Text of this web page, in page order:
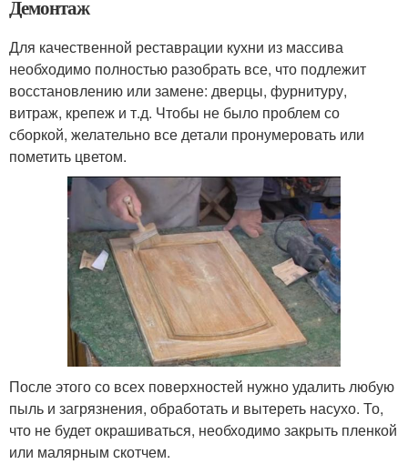
Демонтаж
Для качественной реставрации кухни из массива
необходимо полностью разобрать все, что подлежит
восстановлению или замене: дверцы, фурнитуру,
витраж, крепеж и т.д. Чтобы не было проблем со
сборкой, желательно все детали пронумеровать или
пометить цветом.
После этого со всех поверхностей нужно удалить любую
пыль и загрязнения, обработать и вытереть насухо. То,
что не будет окрашиваться, необходимо закрыть пленкой
или малярным скотчем.